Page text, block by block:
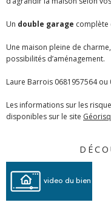
Un double garage complète
Une maison pleine de
possibilités d’aménagement.
Laure Barrois 0681957564 ou
Les informations sur les
disponibles sur le site
video du bien